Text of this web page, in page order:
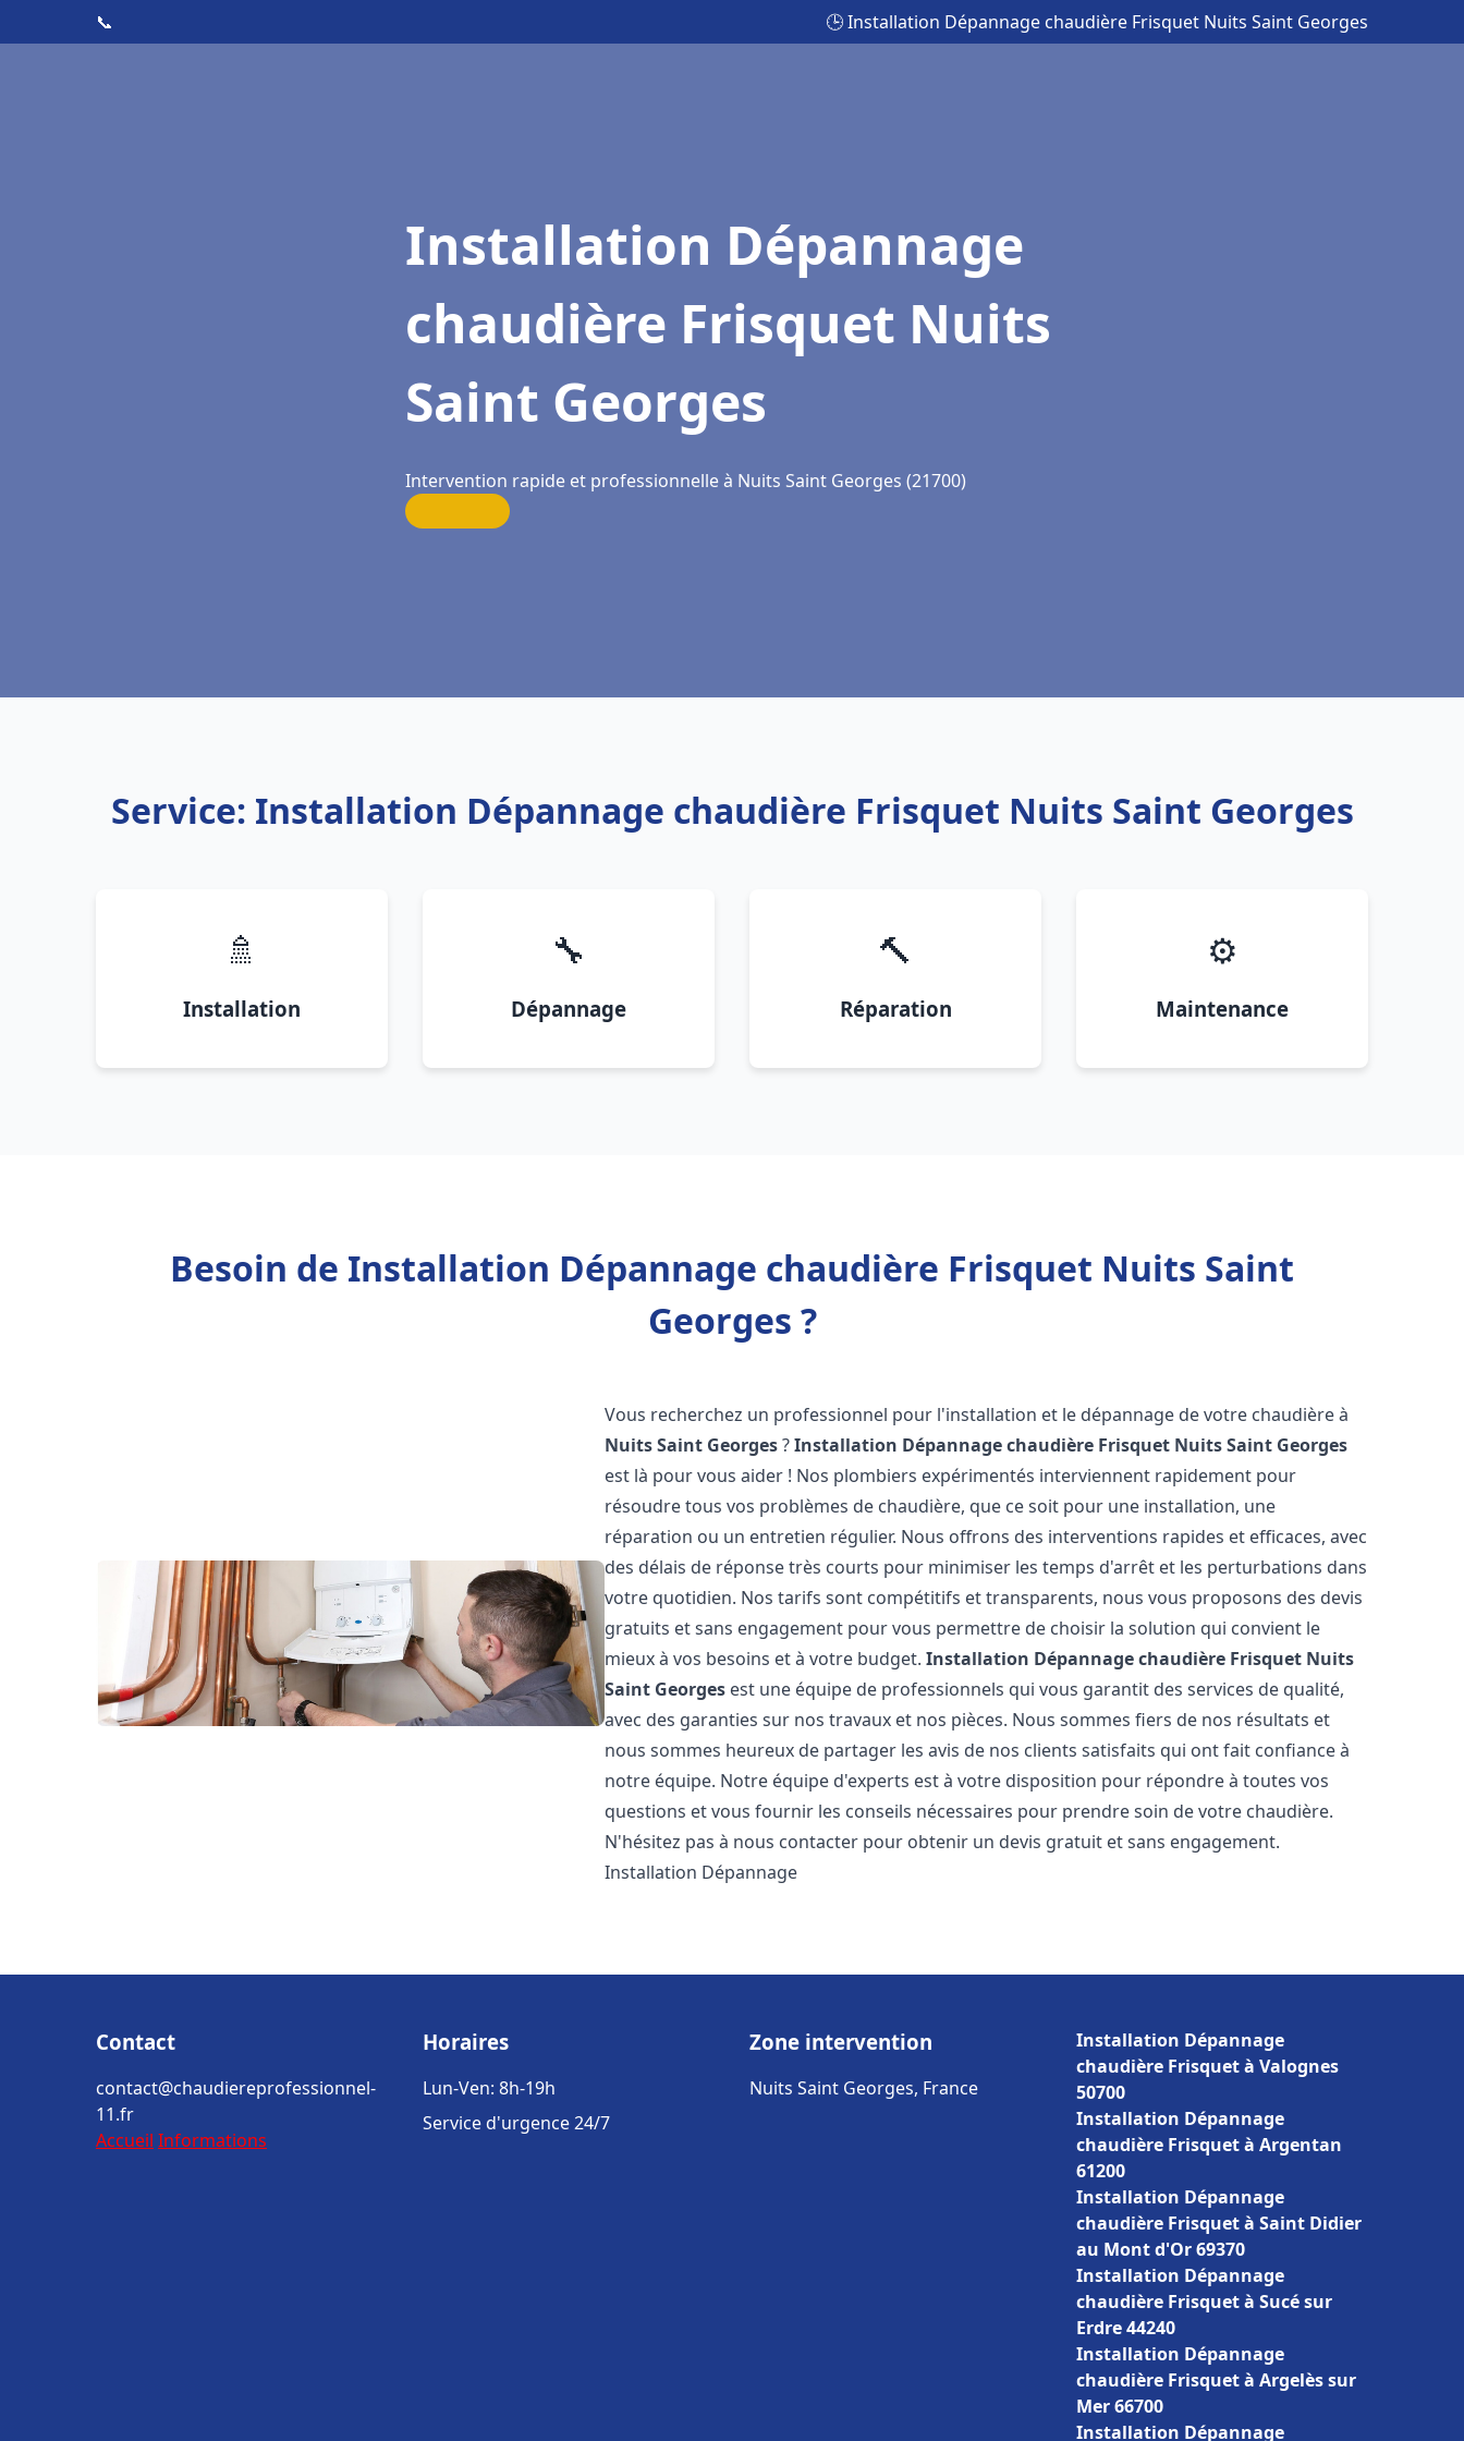
📞 🕒 Installation Dépannage chaudière Frisquet Nuits Saint Georges
Installation Dépannage
chaudière Frisquet Nuits
Saint Georges
Intervention rapide et professionnelle à Nuits Saint Georges (21700)
Service: Installation Dépannage chaudière Frisquet Nuits Saint Georges
🚿
Installation
🔧
Dépannage
🔨
Réparation
⚙️
Maintenance
Besoin de Installation Dépannage chaudière Frisquet Nuits Saint
Georges ?
Vous recherchez un professionnel pour l'installation et le dépannage de votre chaudière à
Nuits Saint Georges?Installation Dépannage chaudière Frisquet Nuits Saint Georges
est là pour vous aider ! Nos plombiers expérimentés interviennent rapidement pour
résoudre tous vos problèmes de chaudière, que ce soit pour une installation, une
réparation ou un entretien régulier. Nous offrons des interventions rapides et efficaces, avec
des délais de réponse très courts pour minimiser les temps d'arrêt et les perturbations dans
votre quotidien. Nos tarifs sont compétitifs et transparents, nous vous proposons des devis
gratuits et sans engagement pour vous permettre de choisir la solution qui convient le
mieux à vos besoins et à votre budget.Installation Dépannage chaudière Frisquet Nuits
Saint Georges est une équipe de professionnels qui vous garantit des services de qualité,
avec des garanties sur nos travaux et nos pièces. Nous sommes fiers de nos résultats et
nous sommes heureux de partager les avis de nos clients satisfaits qui ont fait confiance à
notre équipe. Notre équipe d'experts est à votre disposition pour répondre à toutes vos
questions et vous fournir les conseils nécessaires pour prendre soin de votre chaudière.
N'hésitez pas à nous contacter pour obtenir un devis gratuit et sans engagement.
Installation Dépannage
Contact
contact@chaudiereprofessionnel-
11.fr
Accueil Informations
Horaires
Lun-Ven: 8h-19h
Service d'urgence 24/7
Zone intervention
Nuits Saint Georges, France
Installation Dépannage
chaudière Frisquet à Valognes
50700
Installation Dépannage
chaudière Frisquet à Argentan
61200
Installation Dépannage
chaudière Frisquet à Saint Didier
au Mont d'Or 69370
Installation Dépannage
chaudière Frisquet à Sucé sur
Erdre 44240
Installation Dépannage
chaudière Frisquet à Argelès sur
Mer 66700
Installation Dépannage